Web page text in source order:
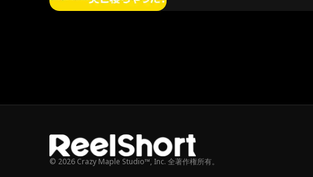
© 2026 Crazy Maple Studio™, Inc. 全著作権所有。